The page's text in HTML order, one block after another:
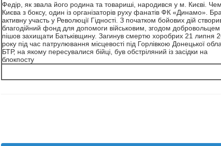
Федір, як звала його родина та товариші, народився у м. Києві.
Києва з боксу, один із організаторів руху фанатів ФК «Динамо».
активну участь у Революції Гідності. З початком бойових дій
благодійний фонд для допомоги військовим, згодом добровольцем
пішов захищати Батьківщину. Загинув смертю хоробрих 21 липня
року під час патрулювання місцевості під Горлівкою Донецької
БТР, на якому пересувалися бійці, був обстріляний із засідки на
блокпосту